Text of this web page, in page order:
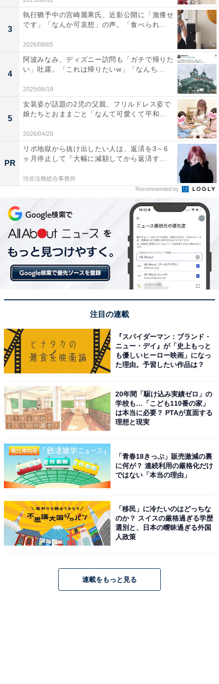
3
執行猶予中の宮崎麗果氏、近影公開に「激痩せ
です」「なんか可哀想」の声。「食べられ...
2026/08/05
4
阿波みなみ、ディズニー訪問も「ガチで帰りた
い」吐露。「これは帰りたいw」「なんち...
2025/06/19
5
女装姿が話題の2児の父親、フリルドレス姿で
娘たちとおままごと「なんて可愛くて平和...
2026/04/20
PR
リボ地獄から抜け出したい人は、返済を3～6
ヶ月停止して『大幅に減額してから返済す...
渋谷法務総合事務所
Recommended by
注目の連載
『スパイダーマン：ブランド・
ニュー・デイ』が「史上もっと
も優しいヒーロー映画」になっ
た理由。予習したい作品は？
20年間「駆け込み実績ゼロ」の
学校も…「こども110番の家」
は本当に必要？ PTAが直面する
理想と現実
「青春18きっぷ」販売激減の裏
に何が？ 連続利用の厳格化だけ
ではない「本当の理由」
「移民」に冷たいのはどっちな
のか？ スイスの厳格過ぎる学歴
選別と、日本の曖昧過ぎる外国
人政策
連載をもっと見る